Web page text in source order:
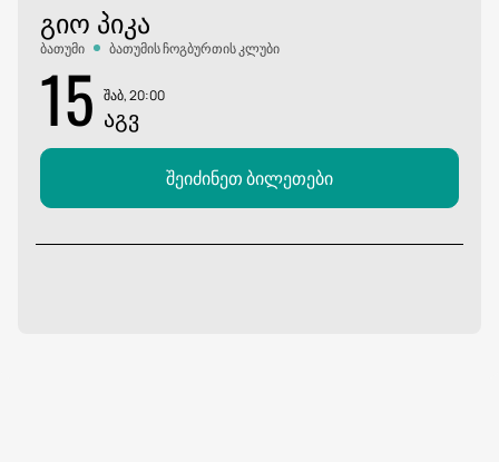
ᲒᲘᲝ ᲞᲘᲙᲐ
ბათუმი ბათუმის ჩოგბურთის კლუბი
15 შაბ, 20:00
ᲐᲒᲕ
შეიძინეთ ბილეთები